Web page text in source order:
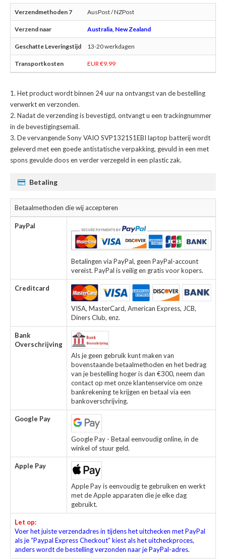
AusPost / NZPost
Australia, New Zealand
13-20 werkdagen
EUR €9.99
Het product wordt binnen 24 uur na ontvangst van de bestelling
verwerkt en verzonden.
Nadat de verzending is bevestigd, ontvangt u een trackingnummer
in de bevestigingsemail.
Devervangende Sony VAIO SVP1321S1EBI laptop batterijwordt
geleverd met een goede antistatische verpakking, gevuld in een met
spons gevulde doos en verder verzegeld in een plastic zak.
Betaling
Betaalmethoden die wij accepteren
PayPal
Betalingen via PayPal, geen PayPal-account
vereist. PayPal is veilig en gratis voor kopers.
Creditcard
VISA, MasterCard, American Express, JCB,
Diners Club, enz.
Bank
Overschrijving
Als je geen gebruik kunt maken van
bovenstaande betaalmethoden en het bedrag
van je bestelling hoger is dan €300, neem dan
contact op met onze klantenservice om onze
bankrekening te krijgen en betaal via een
bankoverschrijving.
Google Pay
Google Pay - Betaal eenvoudig online, in de
winkel of stuur geld.
Apple Pay
Apple Pay is eenvoudig te gebruiken en werkt
met de Apple apparaten die je elke dag
gebruikt.
Let op:
Voer het juiste verzendadres in tijdens het uitchecken met PayPal
als je “Paypal Express Checkout” kiest als het uitcheckproces,
anders wordt de bestelling verzonden naar je PayPal-adres.